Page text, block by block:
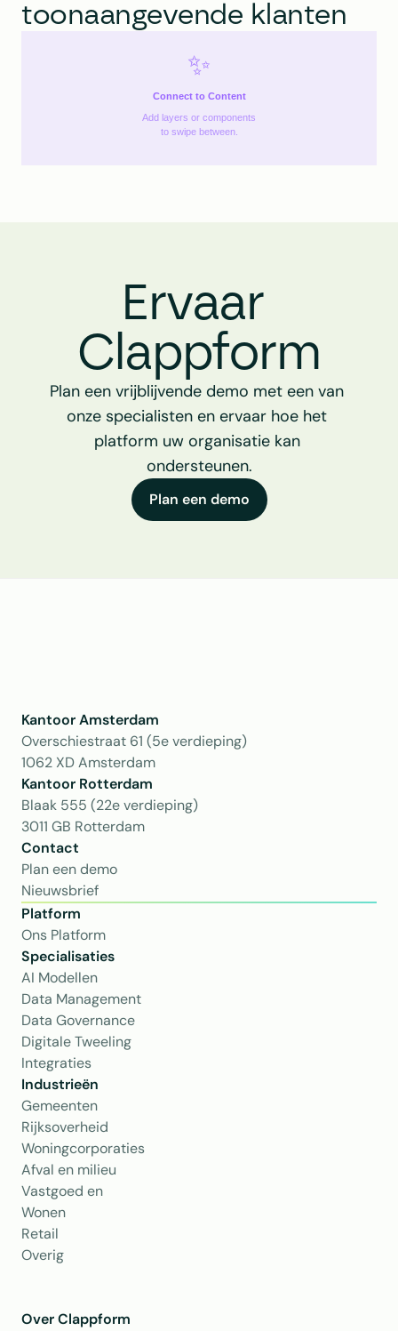
toonaangevende klanten
✨
Connect to Content
Add layers or components
to swipe between.
Ervaar
Clappform
Plan een vrijblijvende demo met een van
onze specialisten en ervaar hoe het
platform uw organisatie kan
ondersteunen.
Plan een demo
Kantoor Amsterdam
Overschiestraat 61 (5e verdieping)
1062 XD Amsterdam
Kantoor Rotterdam
Blaak 555 (22e verdieping)
3011 GB Rotterdam
Contact
Plan een demo
Nieuwsbrief
Platform
Ons Platform
Specialisaties
AI Modellen
Data Management
Data Governance
Digitale Tweeling
Integraties
Industrieën
Gemeenten
Rijksoverheid
Woningcorporaties
Afval en milieu
Vastgoed en
Wonen
Retail
Overig
Over Clappform